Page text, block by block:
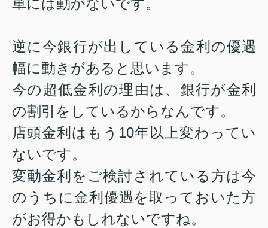
単には動かないです。
逆に今銀行が出している金利の優遇
幅に動きがあると思います。
今の超低金利の理由は、銀行が金利
の割引をしているからなんです。
店頭金利はもう10年以上変わってい
ないです。
変動金利をご検討されている方は今
のうちに金利優遇を取っておいた方
がお得かもしれないですね。